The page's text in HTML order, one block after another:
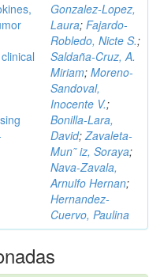
Gonzalez-Lopez,
Laura; Fajardo-
Robledo, Nicte S.;
Saldaña-Cruz, A.
Miriam; Moreno-
Sandoval,
Inocente V.;
Bonilla-Lara,
David;Zavaleta-
Mun˜ iz, Soraya;
Nava-Zavala,
Arnulfo Hernan;
Hernandez-
Cuervo, Paulina